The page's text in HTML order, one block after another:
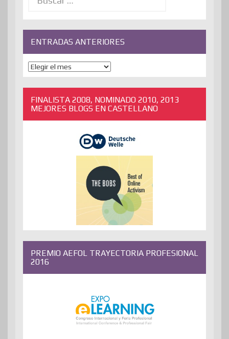
ENTRADAS ANTERIORES
ENTRADAS
ANTERIORES
FINALISTA 2008, NOMINADO 2010, 2013
MEJORES BLOGS EN CASTELLANO
PREMIO AEFOL TRAYECTORIA PROFESIONAL
2016